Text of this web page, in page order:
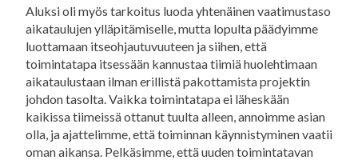
Aluksi oli myös tarkoitus luoda yhtenäinen vaatimustaso
aikataulujen ylläpitämiselle, mutta lopulta päädyimme
luottamaan itseohjautuvuuteen ja siihen, että
toimintatapa itsessään kannustaa tiimiä huolehtimaan
aikataulustaan ilman erillistä pakottamista projektin
johdon tasolta. Vaikka toimintatapa ei läheskään
kaikissa tiimeissä ottanut tuulta alleen, annoimme asian
olla, ja ajattelimme, että toiminnan käynnistyminen vaatii
oman aikansa. Pelkäsimme, että uuden toimintatavan